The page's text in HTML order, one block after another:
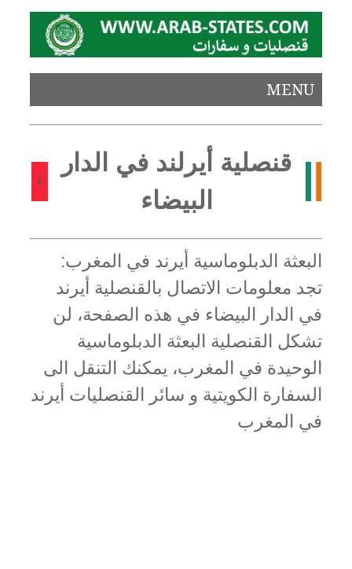
MENU
قنصلية أيرلند في الدار
البيضاء
البعثة الدبلوماسية أيرند في المغرب:
تجد معلومات الاتصال بالقنصلية أيرند
في الدار البيضاء في هذه الصفحة، لن
تشكل القنصلية البعثة الدبلوماسية
الوحيدة في المغرب، يمكنك التنقل الى
السفارة الكويتية و سائر القنصليات أيرند
في المغرب